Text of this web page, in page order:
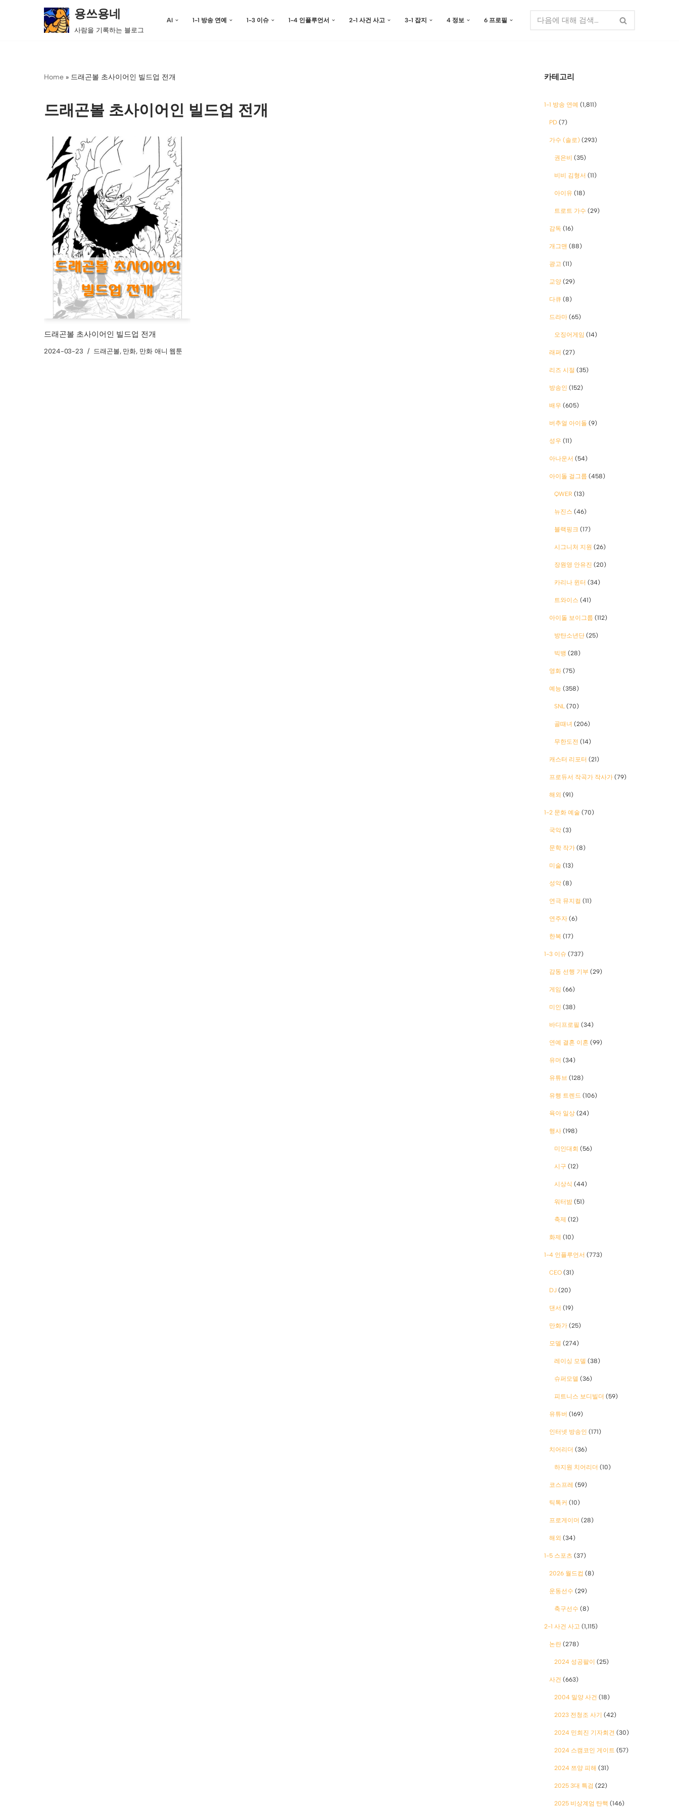
용쓰용네
사람을 기록하는 블로그
AI 1-1 방송 연예 1-3 이슈 1-4 인플루언서 2-1 사건 사고 3-1 잡지 4 정보 6 프로필
Home » 드래곤볼 초사이어인 빌드업 전개
드래곤볼 초사이어인 빌드업 전개
드래곤볼 초사이어인 빌드업 전개
2024-03-23 드래곤볼, 만화, 만화 애니 웹툰
카테고리
1-1 방송 연예 (1,811)
PD (7)
가수 (솔로) (293)
권은비 (35)
비비 김형서 (11)
아이유 (18)
트로트 가수 (29)
감독 (16)
개그맨 (88)
광고 (11)
교양 (29)
다큐 (8)
드라마 (65)
오징어게임 (14)
래퍼 (27)
리즈 시절 (35)
방송인 (152)
배우 (605)
버추얼 아이돌 (9)
성우 (11)
아나운서 (54)
아이돌 걸그룹 (458)
QWER (13)
뉴진스 (46)
블랙핑크 (17)
시그니처 지원 (26)
장원영 안유진 (20)
카리나 윈터 (34)
트와이스 (41)
아이돌 보이그룹 (112)
방탄소년단 (25)
빅뱅 (28)
영화 (75)
예능 (358)
SNL (70)
골때녀 (206)
무한도전 (14)
캐스터 리포터 (21)
프로듀서 작곡가 작사가 (79)
해외 (91)
1-2 문화 예술 (70)
국악 (3)
문학 작가 (8)
미술 (13)
성악 (8)
연극 뮤지컬 (11)
연주자 (6)
한복 (17)
1-3 이슈 (737)
감동 선행 기부 (29)
게임 (66)
미인 (38)
바디프로필 (34)
연예 결혼 이혼 (99)
유머 (34)
유튜브 (128)
유행 트렌드 (106)
육아 일상 (24)
행사 (198)
미인대회 (56)
시구 (12)
시상식 (44)
워터밤 (51)
축제 (12)
화제 (10)
1-4 인플루언서 (773)
CEO (31)
DJ (20)
댄서 (19)
만화가 (25)
모델 (274)
레이싱 모델 (38)
슈퍼모델 (36)
피트니스 보디빌더 (59)
유튜버 (169)
인터넷 방송인 (171)
치어리더 (36)
하지원 치어리더 (10)
코스프레 (59)
틱톡커 (10)
프로게이머 (28)
해외 (34)
1-5 스포츠 (37)
2026 월드컵 (8)
운동선수 (29)
축구선수 (8)
2-1 사건 사고 (1,115)
논란 (278)
2024 성공팔이 (25)
사건 (663)
2004 밀양 사건 (18)
2023 전청조 사기 (42)
2024 민희진 기자회견 (30)
2024 스캠코인 게이트 (57)
2024 쯔양 피해 (31)
2025 3대 특검 (22)
2025 비상계엄 탄핵 (146)